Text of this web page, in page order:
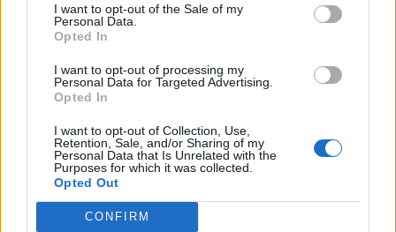
I want to opt-out of the Sale of my
Personal Data.
Opted In
I want to opt-out of processing my
Personal Data for Targeted Advertising.
Opted In
I want to opt-out of Collection, Use,
Retention, Sale, and/or Sharing of my
Personal Data that Is Unrelated with the
Purposes for which it was collected.
Opted Out
CONFIRM
Ηράκλειο: “Σκουπίδια κατάχαμα, μια ψησταριά στο
πουθενά κι ένα αμάξι παρατημένο στο πάρκο”
22:03
Καιρός: “Πορτοκαλί” συναγερμός στην Κρήτη - Ζέστη και
πολύ υψηλός κίνδυνος πυρκαγιάς!
22:02
Σφοδρή επίθεση κατά Καρυστιανού-Γρατσία από πρώην
στελέχη: «Συνεχής εσωστρέφεια και τραγικά
επικοινωνιακά λάθη»